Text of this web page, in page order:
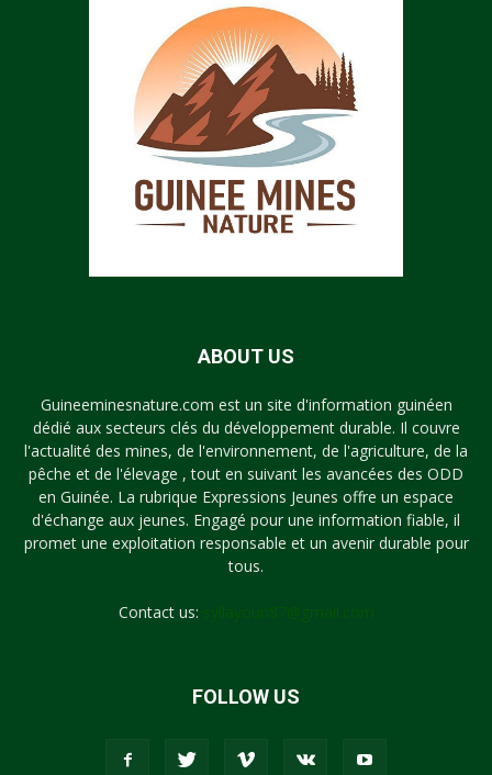
ABOUT US
Guineeminesnature.com est un site d'information guinéen
dédié aux secteurs clés du développement durable. Il couvre
l'actualité des mines, de l'environnement, de l'agriculture, de la
pêche et de l'élevage , tout en suivant les avancées des ODD
en Guinée. La rubrique Expressions Jeunes offre un espace
d'échange aux jeunes. Engagé pour une information fiable, il
promet une exploitation responsable et un avenir durable pour
tous.
Contact us:
FOLLOW US